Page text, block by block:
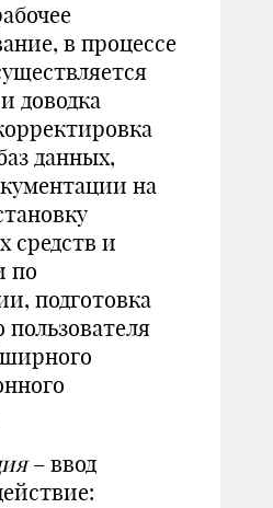
в процессе
доводка
данных,
на
средств и
по
подготовка
пользователя
– ввод